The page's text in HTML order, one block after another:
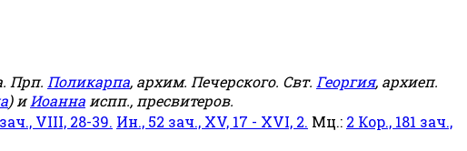
Прп. Поликарпа, архим. Печерского. Свт. Георгия, архиеп.
) иИоанна испп., пресвитеров.
VIII, 28-39. Ин., 52 зач., XV, 17 - XVI, 2. Мц.: 2 Кор., 181 зач.,